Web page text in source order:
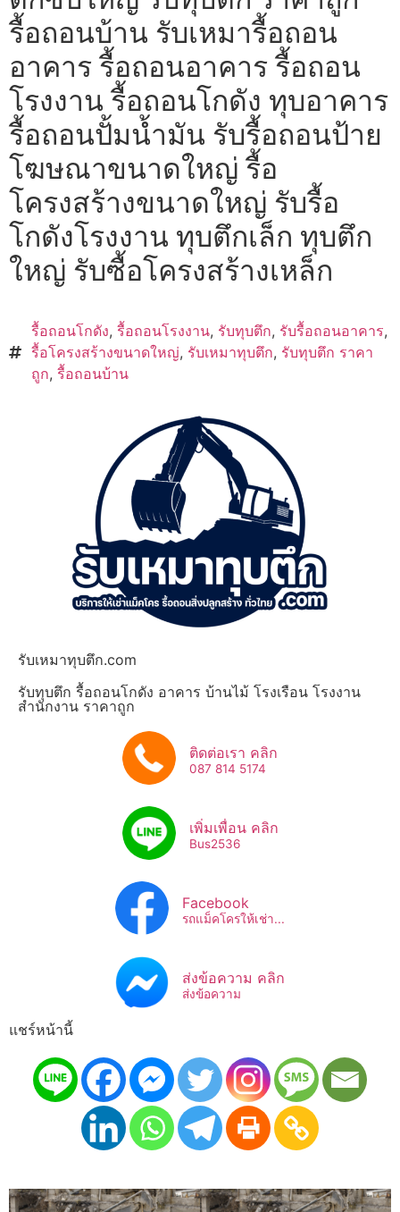
รื้อถอนบ้าน รับเหมารื้อถอน
อาคาร รื้อถอนอาคาร รื้อถอน
โรงงาน รื้อถอนโกดัง ทุบอาคาร
รื้อถอนปั้มน้ำมัน รับรื้อถอนป้าย
โฆษณาขนาดใหญ่ รื้อ
โครงสร้างขนาดใหญ่ รับรื้อ
โกดังโรงงาน ทุบตึกเล็ก ทุบตึก
ใหญ่ รับซื้อโครงสร้างเหล็ก
รื้อถอนโกดัง, รื้อถอนโรงงาน, รับทุบตึก, รับรื้อถอนอาคาร,
รื้อโครงสร้างขนาดใหญ่, รับเหมาทุบตึก, รับทุบตึก ราคา
ถูก, รื้อถอนบ้าน
รับเหมาทุบตึก.com
รับทุบตึก รื้อถอนโกดัง อาคาร บ้านไม้ โรงเรือน โรงงาน
สำนักงาน ราคาถูก
ติดต่อเรา คลิก
087 814 5174
เพิ่มเพื่อน คลิก
Bus2536​
Facebook
รถแม็คโครให้เช่า...
ส่งข้อความ คลิก
ส่งข้อความ
แชร์หน้านี้